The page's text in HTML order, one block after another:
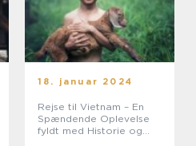
18. januar 2024
Rejse til Vietnam – En
Spændende Oplevelse
fyldt med Historie og